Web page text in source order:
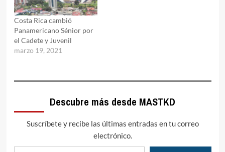
Costa Rica cambió
Panamericano Sénior por
el Cadete y Juvenil
marzo 19, 2021
Descubre más desde MASTKD
Suscríbete y recibe las últimas entradas en tu correo
electrónico.
Escribe tu correo electrónico…